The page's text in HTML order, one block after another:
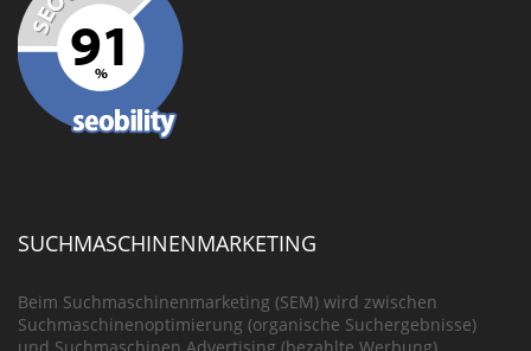
SUCHMASCHINENMARKETING
Beim Suchmaschinenmarketing (SEM) wird zwischen
Suchmaschinenoptimierung (organische Suchergebnisse)